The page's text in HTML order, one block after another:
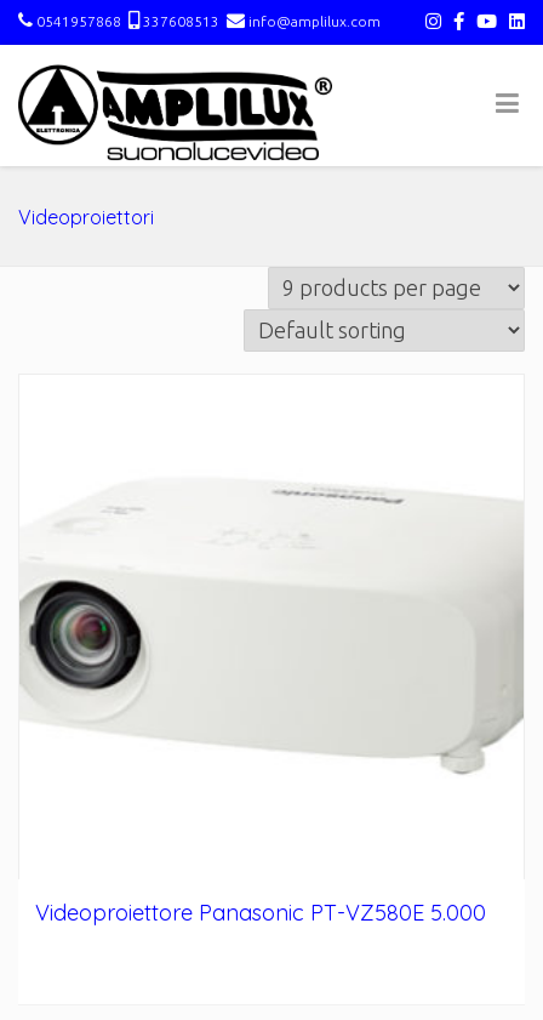
0541957868 337608513 info@amplilux.com
Videoproiettori
Videoproiettore Panasonic PT-VZ580E 5.000